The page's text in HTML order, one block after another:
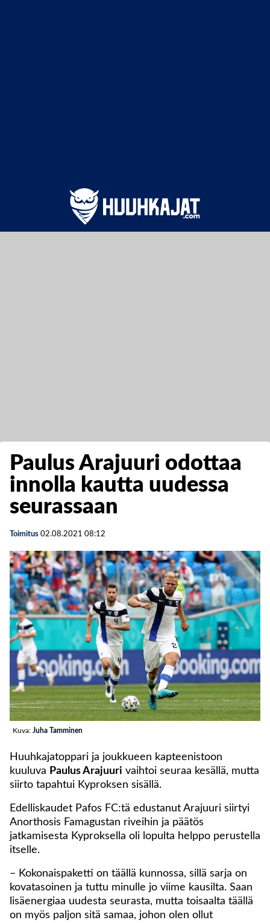
Paulus Arajuuri odottaa
innolla kautta uudessa
seurassaan
Toimitus 02.08.2021 08:12
Kuva: Juha Tamminen
Huuhkajatoppari ja joukkueen kapteenistoon
kuuluva Paulus Arajuuri vaihtoi seuraa kesällä, mutta
siirto tapahtui Kyproksen sisällä.
Edelliskaudet Pafos FC:tä edustanut Arajuuri siirtyi
Anorthosis Famagustan riveihin ja päätös
jatkamisesta Kyproksella oli lopulta helppo perustella
itselle.
– Kokonaispaketti on täällä kunnossa, sillä sarja on
kovatasoinen ja tuttu minulle jo viime kausilta. Saan
lisäenergiaa uudesta seurasta, mutta toisaalta täällä
on myös paljon sitä samaa, johon olen ollut